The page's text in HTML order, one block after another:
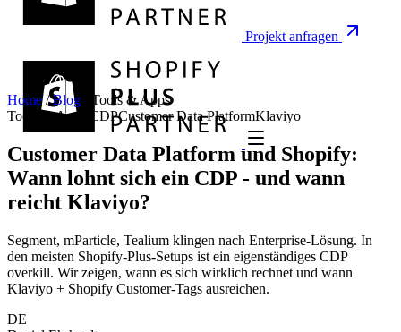
Projekt anfragen
Home / Blog
Tools & Apps
Tools & Apps
CDPCustomer Data PlatformKlaviyo
Customer Data Platform und Shopify:
Wann lohnt sich ein CDP - und wann
reicht Klaviyo?
Segment, mParticle, Tealium klingen nach Enterprise-Lösung. In
den meisten Shopify-Plus-Setups ist ein eigenständiges CDP
overkill. Wir zeigen, wann es sich wirklich rechnet und wann
Klaviyo + Shopify Customer-Tags ausreichen.
DE